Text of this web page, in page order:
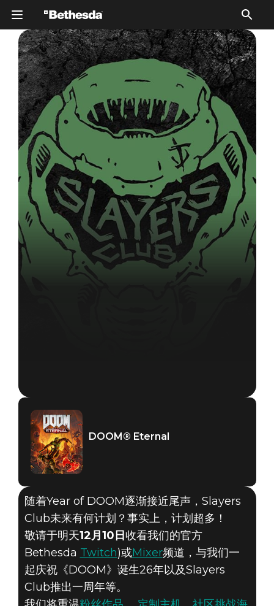
DOOM® Eternal
2019年12月09日
DOOM® Eternal
随着Year of DOOM逐渐接近尾声，Slayers
Club未来有何计划？事实上，计划超多！
敬请于明天12月10日收看我们的官方
Bethesda Twitch)或Mixer频道，与我们一
起庆祝《DOOM》诞生26年以及Slayers
Club推出一周年等。